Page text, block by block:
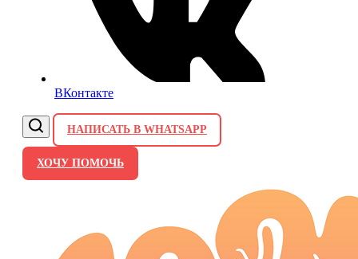
ВКонтакте
НАПИСАТЬ В WHATSAPP
ХОЧУ ПОМОЧЬ